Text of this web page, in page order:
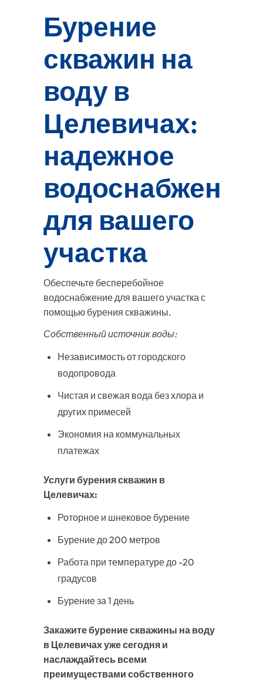
Бурение
скважин на
воду в
Целевичах:
надежное
водоснабжение
для вашего
участка
Обеспечьте бесперебойное
водоснабжение для вашего участка с
помощью бурения скважины.
Собственный источник воды:
Независимость от городского
водопровода
Чистая и свежая вода без хлора и
других примесей
Экономия на коммунальных
платежах
Услуги бурения скважин в
Целевичах:
Роторное и шнековое бурение
Бурение до 200 метров
Работа при температуре до -20
градусов
Бурение за 1 день
Закажите бурение скважины на воду
в Целевичах уже сегодня и
наслаждайтесь всеми
преимуществами собственного